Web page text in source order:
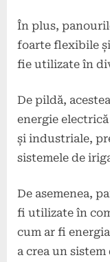
În plus,
foarte flexibile
fie utilizate în
De pildă,
energie
și industriale,
sistemele de
De asemenea,
fi utilizate în
cum ar fi
a crea un